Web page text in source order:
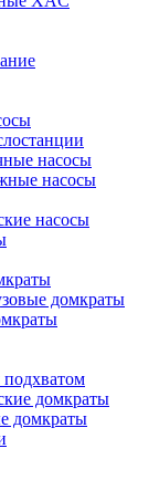
насосы
насосы
насосы
домкраты
домкраты
домкраты